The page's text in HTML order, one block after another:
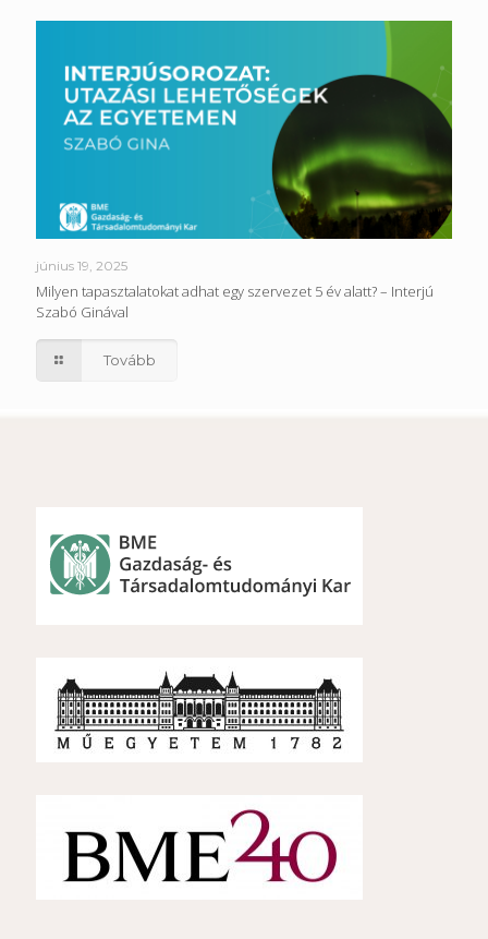
június 19, 2025
Milyen tapasztalatokat adhat egy szervezet 5 év alatt? – Interjú
Szabó Ginával
Tovább